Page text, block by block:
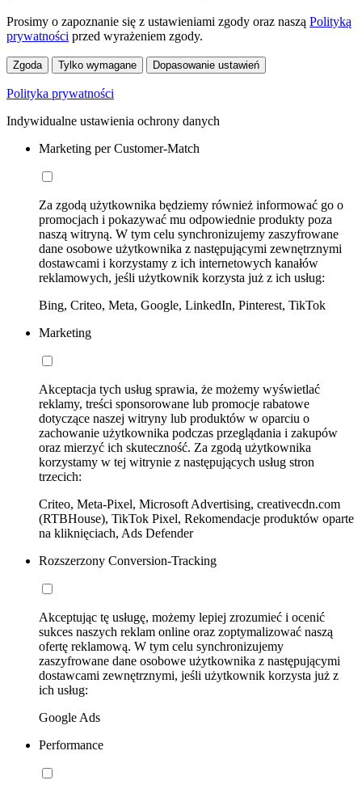
Prosimy o zapoznanie się z ustawieniami zgody oraz naszą Polityką
prywatności przed wyrażeniem zgody.
Zgoda Tylko wymagane Dopasowanie ustawień
Polityka prywatności
Indywidualne ustawienia ochrony danych
Marketing per Customer-Match
Za zgodą użytkownika będziemy również informować go o
promocjach i pokazywać mu odpowiednie produkty poza
naszą witryną. W tym celu synchronizujemy zaszyfrowane
dane osobowe użytkownika z następującymi zewnętrznymi
dostawcami i korzystamy z ich internetowych kanałów
reklamowych, jeśli użytkownik korzysta już z ich usług:
Bing, Criteo, Meta, Google, LinkedIn, Pinterest, TikTok
Marketing
Akceptacja tych usług sprawia, że możemy wyświetlać
reklamy, treści sponsorowane lub promocje rabatowe
dotyczące naszej witryny lub produktów w oparciu o
zachowanie użytkownika podczas przeglądania i zakupów
oraz mierzyć ich skuteczność. Za zgodą użytkownika
korzystamy w tej witrynie z następujących usług stron
trzecich:
Criteo, Meta-Pixel, Microsoft Advertising, creativecdn.com
(RTBHouse), TikTok Pixel, Rekomendacje produktów oparte
na kliknięciach, Ads Defender
Rozszerzony Conversion-Tracking
Akceptując tę usługę, możemy lepiej zrozumieć i ocenić
sukces naszych reklam online oraz zoptymalizować naszą
ofertę reklamową. W tym celu synchronizujemy
zaszyfrowane dane osobowe użytkownika z następującymi
dostawcami zewnętrznymi, jeśli użytkownik korzysta już z
ich usług:
Google Ads
Performance